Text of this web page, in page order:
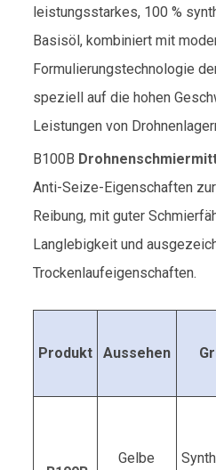
leistungsstarkes, 100 %
Basisöl, kombiniert mit
Formulierungstechnologie
speziell auf die hohen
Leistungen von
B100B
Anti-Seize-Eigenschaften
Reibung, mit guter
Langlebigkeit und
Trockenlaufeigenschaften.
Produkt Aussehen
Gelbe